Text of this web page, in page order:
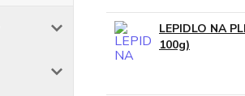
LEPIDLO NA
100g)